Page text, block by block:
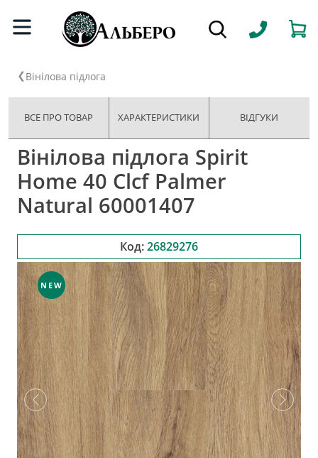
Вінілова підлога
ВСЕ ПРО ТОВАР ХАРАКТЕРИСТИКИ ВІДГУКИ
Вінілова підлога Spirit
Home 40 Clcf Palmer
Natural 60001407
Код:26829276
NEW